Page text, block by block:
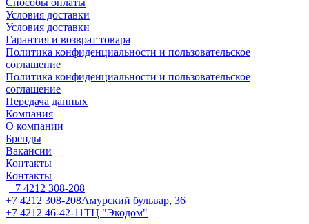
Способы оплаты
Условия доставки
Условия доставки
Гарантия и возврат товара
Политика конфиденциальности и пользовательское
соглашение
Политика конфиденциальности и пользовательское
соглашение
Передача данных
Компания
О компании
Бренды
Вакансии
Контакты
Контакты
+7 4212 308-208
+7 4212 308-208Амурский бульвар, 36
+7 4212 46-42-11ТЦ "Экодом"